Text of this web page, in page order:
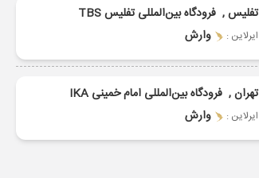
تفلیس , فرودگاه بین‌المللی تفلیس TBS
ایرلاین : وارش
تهران , فرودگاه بین‌المللی امام خمینی IKA
ایرلاین : وارش